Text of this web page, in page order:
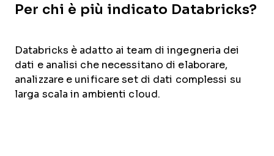
Per chi è più indicato Databricks?
Databricks è adatto ai team di ingegneria dei
dati e analisi che necessitano di elaborare,
analizzare e unificare set di dati complessi su
larga scala in ambienti cloud.